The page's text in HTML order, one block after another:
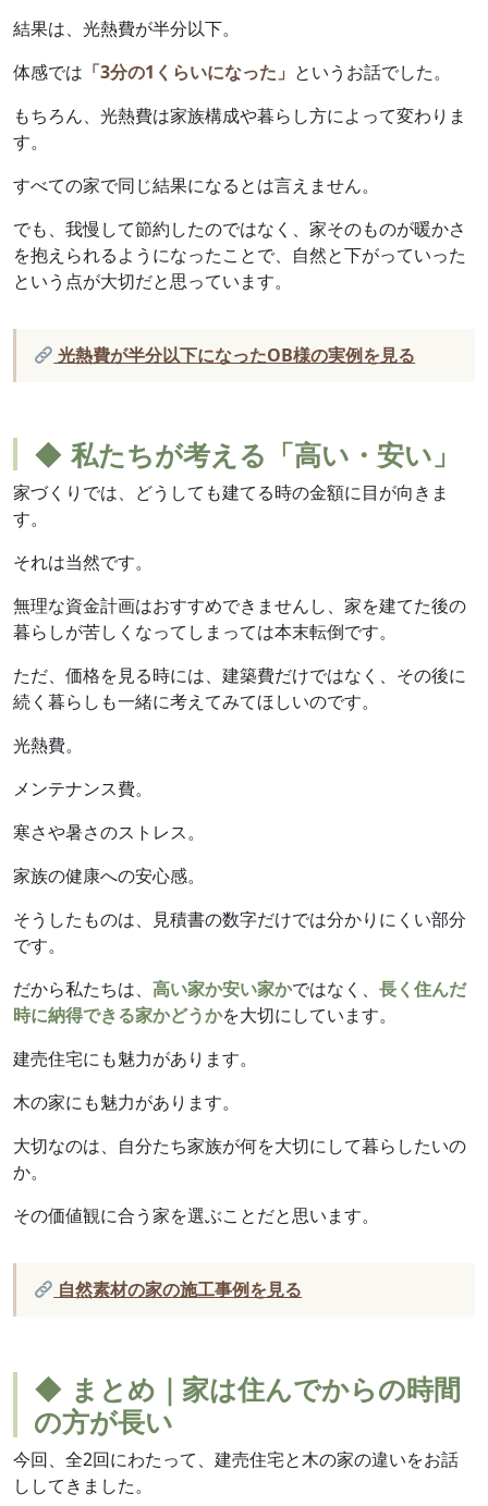
結果は、光熱費が半分以下。
体感では 「3分の1くらいになった」 というお話でした。
もちろん、光熱費は家族構成や暮らし方によって変わりま
す。
すべての家で同じ結果になるとは言えません。
でも、我慢して節約したのではなく、家そのものが暖かさ
を抱えられるようになったことで、自然と下がっていった
という点が大切だと思っています。
光熱費が半分以下になったOB様の実例を見る
◆ 私たちが考える「高い・安い」
家づくりでは、どうしても建てる時の金額に目が向きま
す。
それは当然です。
無理な資金計画はおすすめできませんし、家を建てた後の
暮らしが苦しくなってしまっては本末転倒です。
ただ、価格を見る時には、建築費だけではなく、その後に
続く暮らしも一緒に考えてみてほしいのです。
光熱費。
メンテナンス費。
寒さや暑さのストレス。
家族の健康への安心感。
そうしたものは、見積書の数字だけでは分かりにくい部分
です。
だから私たちは、 高い家か安い家かではなく、 長く住んだ
時に納得できる家かどうかを大切にしています。
建売住宅にも魅力があります。
木の家にも魅力があります。
大切なのは、自分たち家族が何を大切にして暮らしたいの
か。
その価値観に合う家を選ぶことだと思います。
自然素材の家の施工事例を見る
◆ まとめ｜家は住んでからの時間
の方が長い
今回、全2回にわたって、建売住宅と木の家の違いをお話
ししてきました。